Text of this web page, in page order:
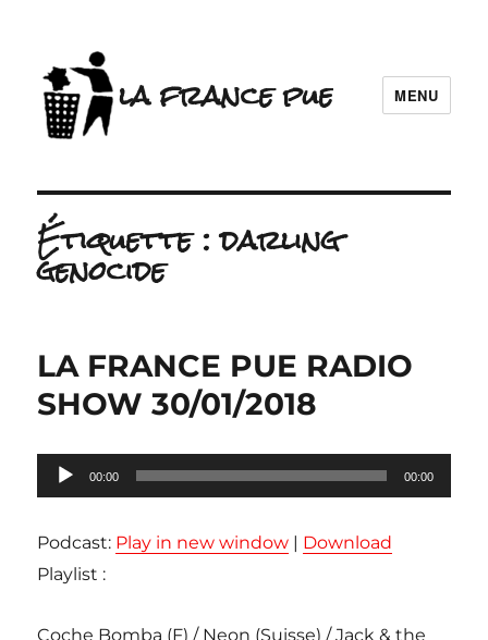
la france pue MENU
Étiquette :darling
genocide
LA FRANCE PUE RADIO
SHOW 30/01/2018
Lecteur
audio
00:00 00:00
Podcast: Play in new window | Download
Playlist :
Coche Bomba (F) / Neon (Suisse) / Jack & the